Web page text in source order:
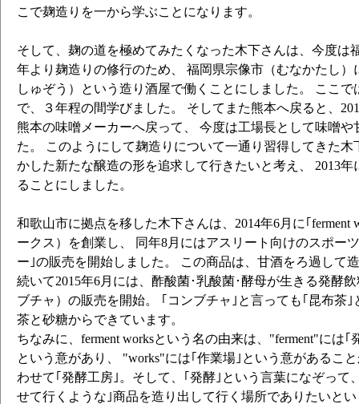
こで麹造りを一から学ぶことになります。
そして、麹の道を極めてみたくなった木下さんは、今度は
年より麹造りの修行のため、 福岡県宗像市（むなかたし）
しゅぞう）という造り酒屋で働くことにしました。 ここ
で、３年程の間学びました。 そしてまた熊本へ戻ると、
熊本の味噌メーカーへ戻って、 今度は工場長として味噌や
た。 このようにして麹造りについて一通り習得してきた
かした新たな醸造の形を追求して行きたいと考え、 2013
ることにしました。
和歌山市に拠点を移した木下さんは、2014年6月に｢ferment
ークス）を創業し、 同年8月にはアスリート向けのスポー
ー｣の販売を開始しました。 この商品は、甘酒をろ過して
続いて2015年6月には、酢酸菌･乳酸菌･酵母が生きる発酵
ブチャ）の販売を開始。 ｢コンブチャ｣と言っても｢昆布茶
茶と砂糖からできています。
ちなみに、ferment worksという名の由来は、"ferment"には｢
という意があり、 "works"には｢作業場｣という意があるこ
わせて｢発酵工房｣。そして、｢発酵｣という言葉になぞって
せて行くような｣商品を造り出して行く場所でありたいと